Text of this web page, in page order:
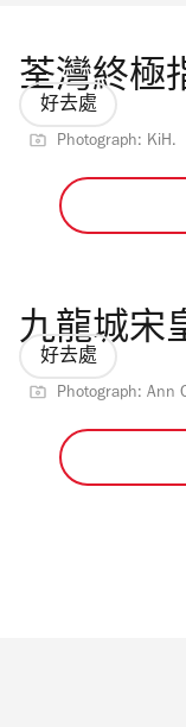
荃灣終極
好去處
Photograph: KiH.
九龍城宋
好去處
Photograph: Ann